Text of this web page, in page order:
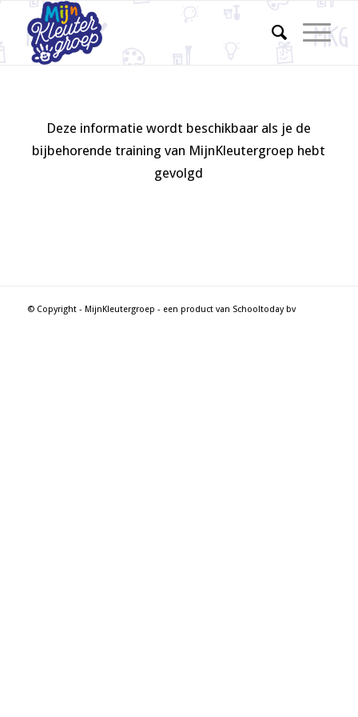
Deze informatie wordt beschikbaar als je de
bijbehorende training van MijnKleutergroep hebt
gevolgd
© Copyright - MijnKleutergroep - een product van Schooltoday bv